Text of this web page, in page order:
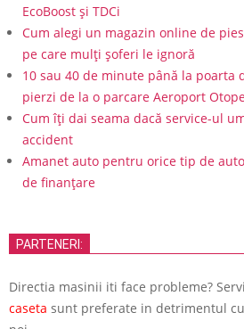
EcoBoost și TDCi
Cum alegi un magazin online de
pe care mulți șoferi le ignoră
10 sau 40 de minute până la poarta
pierzi de la o parcare Aeroport
Cum îți dai seama dacă service-ul
accident
Amanet auto pentru orice tip de
de finanțare
PARTENERI:
Directia masinii iti face probleme?
caseta sunt preferate in detrimentul